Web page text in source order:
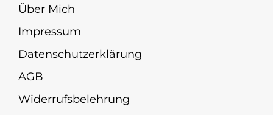
Über Mich
Impressum
Datenschutzerklärung
AGB
Widerrufsbelehrung